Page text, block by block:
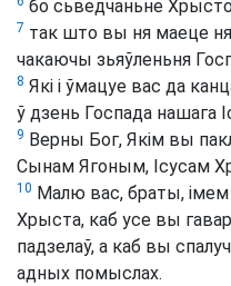
бо сьведчаньне
7 так што вы ня маеце
чакаючы зьяўленьня
8 Які і ўмацуе вас да
ў дзень Госпада нашага
9 Верны Бог, Якім вы
Сынам Ягоным, Ісусам
10 Малю вас, браты, імем
Хрыста, каб усе вы
падзелаў, а каб вы
адных помыслах.